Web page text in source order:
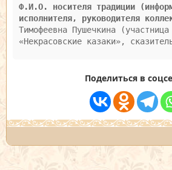
Ф.И.О. носителя традиции
исполнителя, руководителя
Тимофеевна Пушечкина (участница
Поделиться в